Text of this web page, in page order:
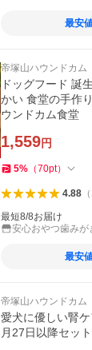
最安
帝塚山ハウンドカム
ドッグフード 誕
かい 食堂の手作
ウンドカム食堂
1,559円
5% （70pt）
4.88（
最短8/8お届け
安心おやつ歯みが
最安
帝塚山ハウンドカム
愛犬に優しい腎
月27日以降セッ